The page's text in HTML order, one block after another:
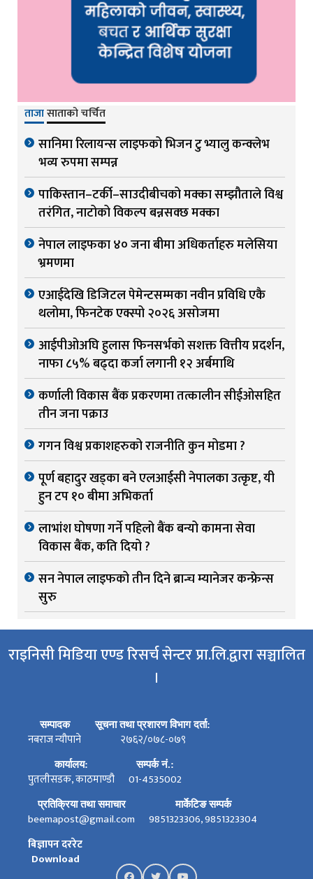
ताजासाताको चर्चित
सानिमा रिलायन्स लाइफको भिजन टु भ्यालु कन्क्लेभ
भव्य रुपमा सम्पन्न
पाकिस्तान–टर्की–साउदीबीचको मक्का सम्झौताले विश्व
तरंगित, नाटोको विकल्प बन्नसक्छ मक्का
नेपाल लाइफका ४० जना बीमा अधिकर्ताहरु मलेसिया
भ्रमणमा
एआईदेखि डिजिटल पेमेन्टसम्मका नवीन प्रविधि एकै
थलोमा, फिनटेक एक्स्पो २०२६ असोजमा
आईपीओअघि हुलास फिनसर्भको सशक्त वित्तीय प्रदर्शन,
नाफा ८५% बढ्दा कर्जा लगानी १२ अर्बमाथि
कर्णाली विकास बैंक प्रकरणमा तत्कालीन सीईओसहित
तीन जना पक्राउ
गगन विश्व प्रकाशहरुको राजनीति कुन मोडमा ?
पूर्ण बहादुर खड्का बने एलआईसी नेपालका उत्कृष्ट, यी
हुन टप १० बीमा अभिकर्ता
लाभांश घोषणा गर्ने पहिलो बैंक बन्यो कामना सेवा
विकास बैंक, कति दियो ?
सन नेपाल लाइफको तीन दिने ब्रान्च म्यानेजर कन्फ्रेन्स
सुरु
राइनिसी मिडिया एण्ड रिसर्च सेन्टर प्रा.लि.द्वारा सञ्चालित
।
सम्पादक
नबराज न्यौपाने
सूचना तथा प्रशारण विभाग दर्ता:
२७६२/०७८-०७९
कार्यालय:
पुतलीसडक, काठमाण्डौ
सम्पर्क नं.:
01-4535002
प्रतिक्रिया तथा समाचार
beemapost@gmail.com
मार्केटिङ सम्पर्क
9851323306, 9851323304
बिज्ञापन दररेट
Download